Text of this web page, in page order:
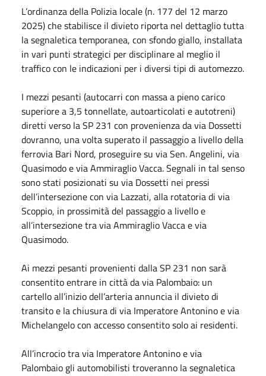
L’ordinanza della Polizia locale (n. 177 del 12 marzo
2025) che stabilisce il divieto riporta nel dettaglio tutta
la segnaletica temporanea, con sfondo giallo, installata
in vari punti strategici per disciplinare al meglio il
traffico con le indicazioni per i diversi tipi di automezzo.
I mezzi pesanti (autocarri con massa a pieno carico
superiore a 3,5 tonnellate, autoarticolati e autotreni)
diretti verso la SP 231 con provenienza da via Dossetti
dovranno, una volta superato il passaggio a livello della
ferrovia Bari Nord, proseguire su via Sen. Angelini, via
Quasimodo e via Ammiraglio Vacca. Segnali in tal senso
sono stati posizionati su via Dossetti nei pressi
dell’intersezione con via Lazzati, alla rotatoria di via
Scoppio, in prossimità del passaggio a livello e
all’intersezione tra via Ammiraglio Vacca e via
Quasimodo.
Ai mezzi pesanti provenienti dalla SP 231 non sarà
consentito entrare in città da via Palombaio: un
cartello all’inizio dell’arteria annuncia il divieto di
transito e la chiusura di via Imperatore Antonino e via
Michelangelo con accesso consentito solo ai residenti.
All’incrocio tra via Imperatore Antonino e via
Palombaio gli automobilisti troveranno la segnaletica